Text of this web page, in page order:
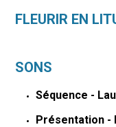
FLEURIR EN
SONS
Séquence -
Présentation -